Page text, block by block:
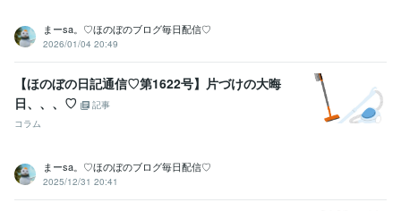
まーsa。♡ほのぼのブログ毎日配信♡
2026/01/04 20:49
【ほのぼの日記通信♡第1622号】片づけの大晦
日、、、♡
記事
コラム
まーsa。♡ほのぼのブログ毎日配信♡
2025/12/31 20:41